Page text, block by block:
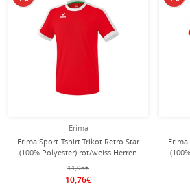
Erima
Erima Sport-Tshirt Trikot Retro Star
(100% Polyester) rot/weiss Herren
11,95€
10,76€